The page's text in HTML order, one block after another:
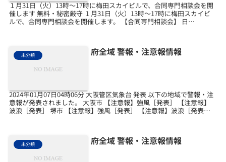
１月31日（火）13時～17時に梅田スカイビルで、合同専門相談会を開
催します 無料・秘密厳守 １月31日（火）13時～17時に梅田スカイビ
ルで、合同専門相談会を開催します。 【合同専門相談会】 日
未分類 府全域 警報・注意報情報
2024年01月07日04時06分 大阪管区気象台 発表 以下の地域で警報・注
意報が発表されました。 大阪市 【注意報】強風［発表］ 【注意報】
波浪［発表］ 堺市 【注意報】強風［発表］ 【注意報】波浪［発表］
未分類 府全域 警報・注意報情報